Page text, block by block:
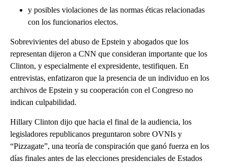
y posibles violaciones de las normas éticas relacionadas
con los funcionarios electos.
Sobrevivientes del abuso de Epstein y abogados que los
representan dijeron a CNN que consideran importante que los
Clinton, y especialmente el expresidente, testifiquen. En
entrevistas, enfatizaron que la presencia de un individuo en los
archivos de Epstein y su cooperación con el Congreso no
indican culpabilidad.
Hillary Clinton dijo que hacia el final de la audiencia, los
legisladores republicanos preguntaron sobre OVNIs y
“Pizzagate”, una teoría de conspiración que ganó fuerza en los
días finales antes de las elecciones presidenciales de Estados